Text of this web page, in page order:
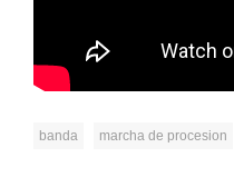
banda marcha de procesion